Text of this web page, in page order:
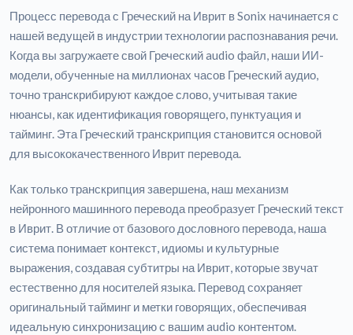
Процесс перевода с Греческий на Иврит в Sonix начинается с
нашей ведущей в индустрии технологии распознавания речи.
Когда вы загружаете свой Греческий audio файл, наши ИИ-
модели, обученные на миллионах часов Греческий аудио,
точно транскрибируют каждое слово, учитывая такие
нюансы, как идентификация говорящего, пунктуация и
тайминг. Эта Греческий транскрипция становится основой
для высококачественного Иврит перевода.
Как только транскрипция завершена, наш механизм
нейронного машинного перевода преобразует Греческий текст
в Иврит. В отличие от базового дословного перевода, наша
система понимает контекст, идиомы и культурные
выражения, создавая субтитры на Иврит, которые звучат
естественно для носителей языка. Перевод сохраняет
оригинальный тайминг и метки говорящих, обеспечивая
идеальную синхронизацию с вашим audio контентом.